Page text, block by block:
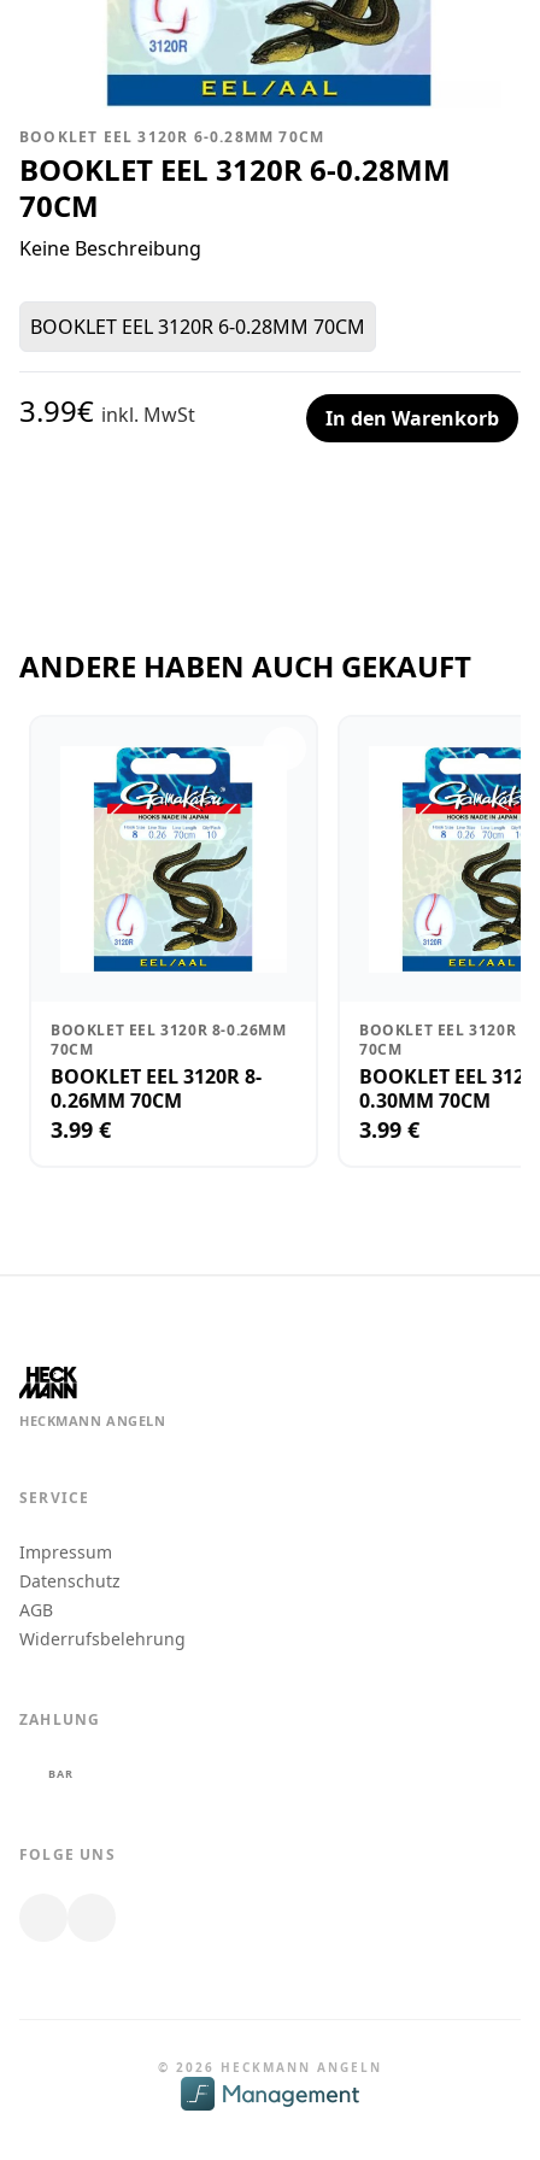
BOOKLET EEL 3120R 6-0.28MM 70CM
BOOKLET EEL 3120R 6-0.28MM
70CM
Keine Beschreibung
BOOKLET EEL 3120R 6-0.28MM 70CM
3.99€ inkl. MwSt In den Warenkorb
ANDERE HABEN AUCH GEKAUFT
BOOKLET EEL 3120R 8-0.26MM
70CM
BOOKLET EEL 3120R 8-
0.26MM 70CM
3.99 €
BOOKLET EEL 3120R
70CM
BOOKLET EEL 3120R
0.30MM 70CM
3.99 €
HECKMANN ANGELN
SERVICE
Impressum
Datenschutz
AGB
Widerrufsbelehrung
ZAHLUNG
BAR
FOLGE UNS
© 2026 HECKMANN ANGELN